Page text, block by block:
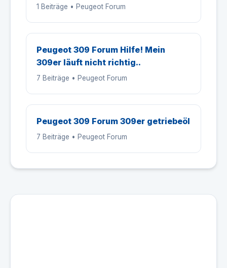
1 Beiträge • Peugeot Forum
Peugeot 309 Forum Hilfe! Mein
309er läuft nicht richtig..
7 Beiträge • Peugeot Forum
Peugeot 309 Forum 309er getriebeöl
7 Beiträge • Peugeot Forum